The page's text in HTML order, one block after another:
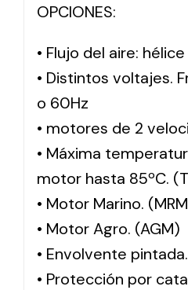
OPCIONES:
• Flujo del aire:
• Distintos voltajes.
o 60Hz
• motores de 2
• Máxima
motor hasta 85ºC.
• Motor Marino.
• Motor Agro. (AGM)
• Envolvente
• Protección por